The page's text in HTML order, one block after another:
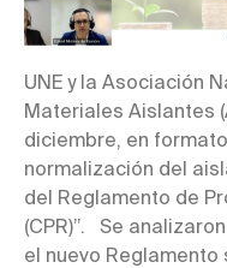
UNE y la Asociación
Materiales Aislantes
diciembre, en
normalización del
del Reglamento de
(CPR)”. Se
el nuevo